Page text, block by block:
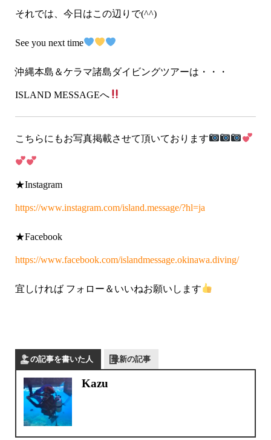
それでは、今日はこの辺りで(^^)
See you next time
沖縄本島＆ケラマ諸島ダイビングツアーは・・・
ISLAND MESSAGEへ
こちらにもお写真掲載させて頂いております
★Instagram
https://www.instagram.com/island.message/?hl=ja
★Facebook
https://www.facebook.com/islandmessage.okinawa.diving/
宜しければ フォロー＆いいねお願いします
この記事を書いた人 最新の記事
Kazu